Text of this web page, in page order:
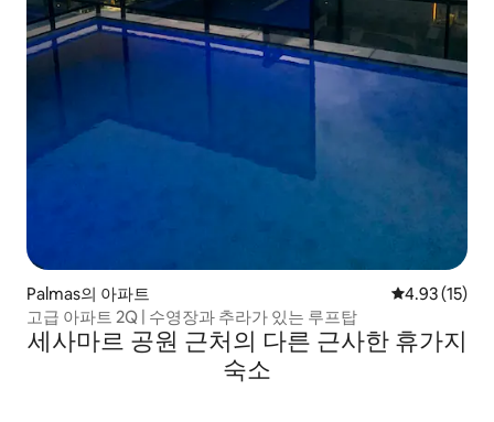
Palmas의 아파트 평점 4.93점
4.93 (15)
고급 아파트 2Q | 수영장과 추라가 있는 루프탑
세사마르 공원 근처의 다른 근사한 휴가지
숙소